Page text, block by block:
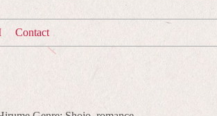
Contact